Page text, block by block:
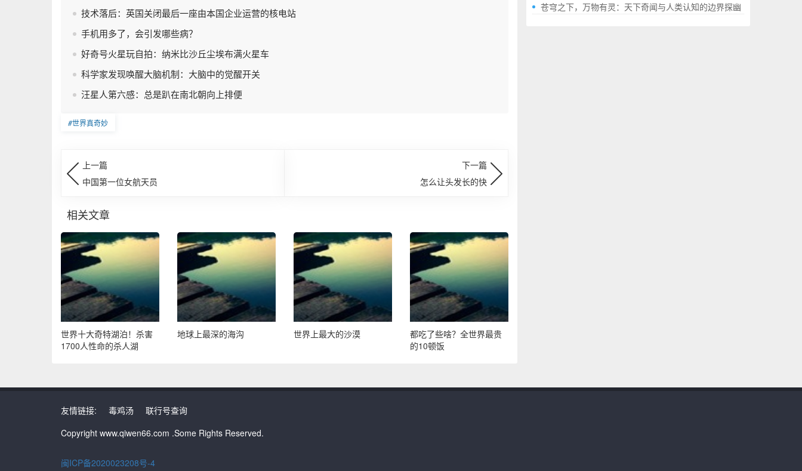
技术落后：英国关闭最后一座由本国企业运营的核电站
手机用多了，会引发哪些病？
好奇号火星玩自拍：纳米比沙丘尘埃布满火星车
科学家发现唤醒大脑机制：大脑中的觉醒开关
汪星人第六感：总是趴在南北朝向上排便
#世界真奇妙
上一篇
中国第一位女航天员
下一篇
怎么让头发长的快
相关文章
世界十大奇特湖泊！杀害
1700人性命的杀人湖
地球上最深的海沟 世界上最大的沙漠
都吃了些啥？全世界最贵
的10顿饭
苍穹之下，万物有灵：天下奇闻与人类认知的边界探幽
友情链接: 毒鸡汤
联行号查询
Copyright www.qiwen66.com .Some Rights Reserved.
闽ICP备2020023208号-4